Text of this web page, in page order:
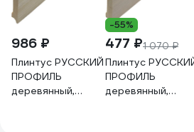
986 ₽
Плинтус РУССКИЙ
ПРОФИЛЬ
деревянный,
-55%
477 ₽1 070 ₽
Плинтус
ПРОФИЛЬ
деревянный,